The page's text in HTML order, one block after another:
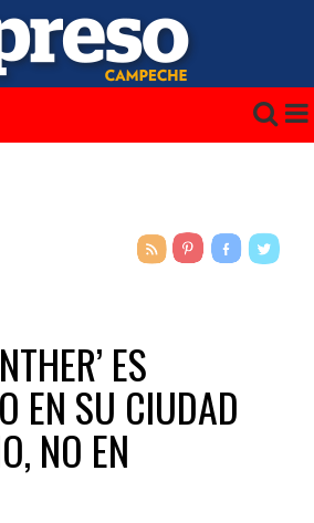
ES
EN SU CIUDAD
NO EN